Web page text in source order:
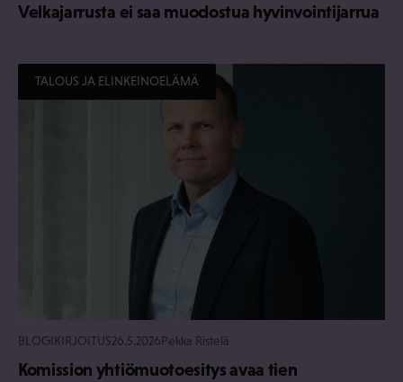
Velkajarrusta ei saa muodostua hyvinvointijarrua
TALOUS JA ELINKEINOELÄMÄ
BLOGIKIRJOITUS26.5.2026Pekka Ristelä
Komission yhtiömuotoesitys avaa tien